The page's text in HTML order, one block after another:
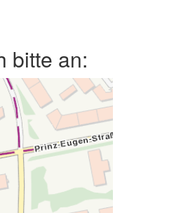
bitte an: